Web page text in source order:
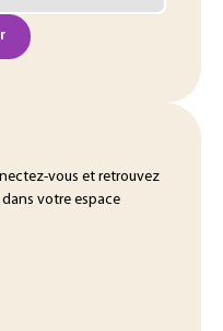
vous et retrouvez
votre espace